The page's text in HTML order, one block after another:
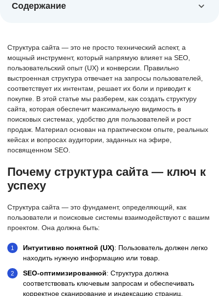
Содержание
Структура сайта — это не просто технический аспект, а
мощный инструмент, который напрямую влияет на SEO,
пользовательский опыт (UX) и конверсии. Правильно
выстроенная структура отвечает на запросы пользователей,
соответствует их интентам, решает их боли и приводит к
покупке. В этой статье мы разберем, как создать структуру
сайта, которая обеспечит максимальную видимость в
поисковых системах, удобство для пользователей и рост
продаж. Материал основан на практическом опыте, реальных
кейсах и вопросах аудитории, заданных на эфире,
посвященном SEO.
Почему структура сайта — ключ к
успеху
Структура сайта — это фундамент, определяющий, как
пользователи и поисковые системы взаимодействуют с вашим
проектом. Она должна быть:
Интуитивно понятной (UX): Пользователь должен легко
находить нужную информацию или товар.
SEO-оптимизированной: Структура должна
соответствовать ключевым запросам и обеспечивать
корректное сканирование и индексацию страниц.